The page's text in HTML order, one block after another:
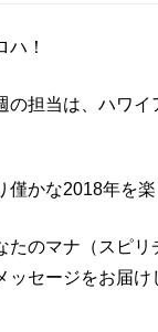
ハ！
の担当は、ハワ
僅かな2018年を
たのマナ（スピ
ッセージをお届け